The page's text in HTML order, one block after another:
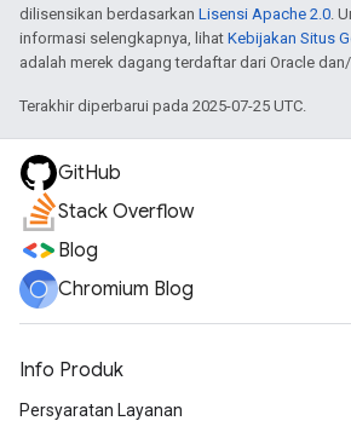
dilisensikan berdasarkan Lisensi Apache 2.0.
informasi selengkapnya, lihat Kebijakan Situs
adalah merek dagang terdaftar dari Oracle
Terakhir diperbarui pada 2025-07-25 UTC.
GitHub
Stack Overflow
Blog
Chromium Blog
Info Produk
Persyaratan Layanan